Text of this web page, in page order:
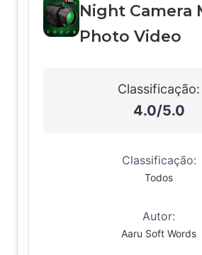
Night Camera
Photo Video
Classificação:
4.0/5.0
Classificação:
Todos
Autor:
Aaru Soft Words